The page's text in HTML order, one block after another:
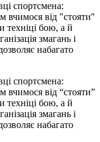
спортсмена:
вчимося від "стояти"
техніці бою, а й
змагань і
набагато
спортсмена:
вчимося від “стояти”
техніці бою, а й
змагань і
набагато